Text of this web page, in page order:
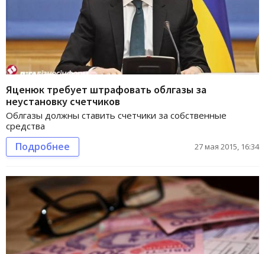
Яценюк требует штрафовать облгазы за
неустановку счетчиков
Облгазы должны ставить счетчики за собственные
средства
Подробнее 27 мая 2015, 16:34